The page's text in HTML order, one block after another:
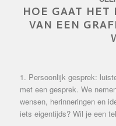
HOE GAAT HET
VAN EEN
1. Persoonlijk gesprek:
met een gesprek. We
wensen, herinneringen en
iets eigentijds? Wil je een